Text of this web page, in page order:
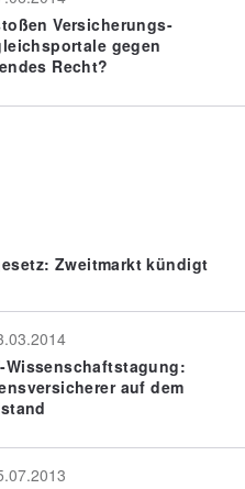
Versicherungs-
gegen
Recht?
Zweitmarkt kündigt
Wissenschaftstagung:
auf dem